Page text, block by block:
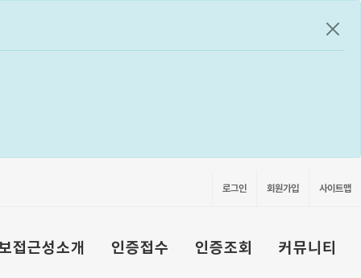
공지
로그인 회원가입 사이트맵
접근성소개 인증접수 인증조회 커뮤니티